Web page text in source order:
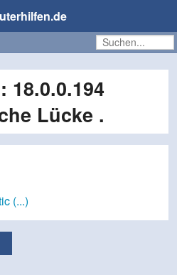
18.0.0.194
Lücke .
(...)